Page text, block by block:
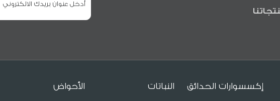
إكسسوارات الحدائق النباتات الأحواض